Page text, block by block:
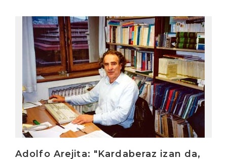
Adolfo Arejita: "Kardaberaz izan da,
Irakurri